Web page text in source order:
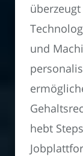
und
hebt